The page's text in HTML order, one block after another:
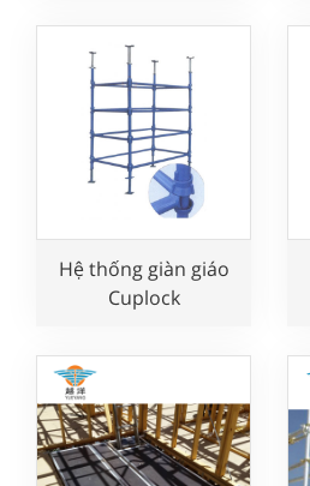
Hệ thống giàn giáo
Cuplock